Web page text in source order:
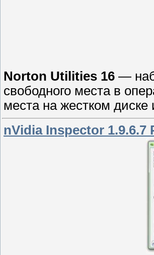
Norton Utilities 16 —
свободного места в
места на жестком
nVidia Inspector 1.9.6.7